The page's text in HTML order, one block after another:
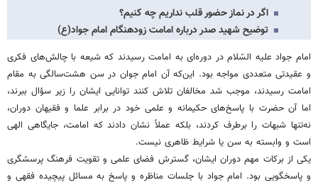
اگر در نماز حضور قلب نداریم چه کنیم؟
توضیح شهید صدر درباره امامت زودهنگام امام جواد(ع)
امام جواد علیه السّلام در دوره‌ای به امامت رسیدند که شیعه با چالش‌های فکری
و عقیدتی متعددی مواجه بود. این‌که آن امام جوان در سن هشت‌سالگی به مقام
امامت رسیدند، موجب شد مخالفان تلاش کنند توانایی ایشان را زیر سؤال ببرند،
اما آن حضرت با پاسخ‌های حکیمانه و علمی خود در برابر علما و فقیهان دوران،
نه‌تنها شبهات را برطرف کردند، بلکه عملاً نشان دادند که امامت، جایگاهی الهی
است و وابسته به سن یا شرایط ظاهری نیست.
یکی از برکات مهم دوران ایشان، گسترش فضای علمی و تقویت فرهنگ پرسشگری
و پاسخگویی بود. امام جواد با جلسات مناظره و پاسخ به مسائل پیچیده فقهی و